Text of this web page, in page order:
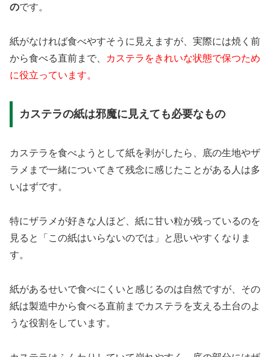
のです。
紙がなければ食べやすそうに見えますが、実際には焼く前
から食べる直前まで、
カステラをきれいな状態で保つため
に役立っています。
カステラの紙は邪魔に見えても必要なもの
カステラを食べようとして紙を剥がしたら、底の生地やザ
ラメまで一緒についてきて残念に感じたことがある人は多
いはずです。
特にザラメが好きな人ほど、紙に甘い粒が残っているのを
見ると「この紙はいらないのでは」と思いやすくなりま
す。
紙があるせいで食べにくいと感じるのは自然ですが、その
紙は製造中から食べる直前までカステラを支える土台のよ
うな役割をしています。